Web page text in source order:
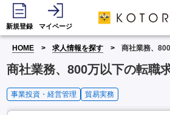
新規登録 マイページ
HOME 求人情報を探す 商社業務、
商社業務、800万以下の転職
事業投資・経営管理 貿易実務